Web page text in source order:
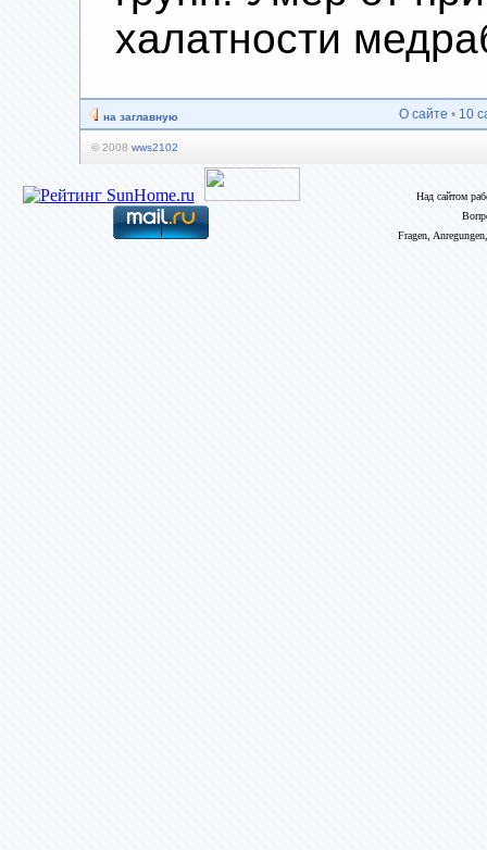
халатности
на заглавную О сайте • 10
© 2008 wws2102
Над сайтом
Fragen,